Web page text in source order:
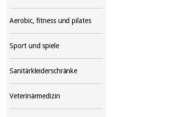
Aerobic, fitness und pilates
Sport und spiele
Sanitärkleiderschränke
Veterinärmedizin